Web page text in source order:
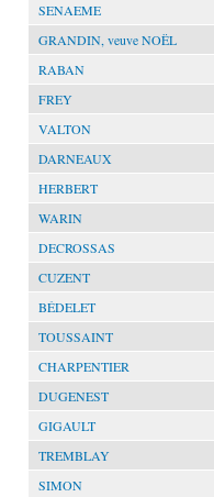
SENAEME
GRANDIN, veuve NOËL
RABAN
FREY
VALTON
DARNEAUX
HERBERT
WARIN
DECROSSAS
CUZENT
BÉDELET
TOUSSAINT
CHARPENTIER
DUGENEST
GIGAULT
TREMBLAY
SIMON